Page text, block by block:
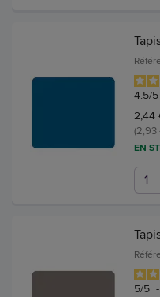
4.5/5
(2,93
EN
5/5 -